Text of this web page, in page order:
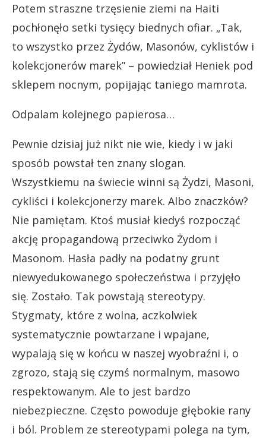
Potem straszne trzęsienie ziemi na Haiti
pochłonęło setki tysięcy biednych ofiar. „Tak,
to wszystko przez Żydów, Masonów, cyklistów i
kolekcjonerów marek” – powiedział Heniek pod
sklepem nocnym, popijając taniego mamrota.
Odpalam kolejnego papierosa…
Pewnie dzisiaj już nikt nie wie, kiedy i w jaki
sposób powstał ten znany slogan.
Wszystkiemu na świecie winni są Żydzi, Masoni,
cykliści i kolekcjonerzy marek. Albo znaczków?
Nie pamiętam. Ktoś musiał kiedyś rozpocząć
akcję propagandową przeciwko Żydom i
Masonom. Hasła padły na podatny grunt
niewyedukowanego społeczeństwa i przyjęło
się. Zostało. Tak powstają stereotypy.
Stygmaty, które z wolna, aczkolwiek
systematycznie powtarzane i wpajane,
wypalają się w końcu w naszej wyobraźni i, o
zgrozo, stają się czymś normalnym, masowo
respektowanym. Ale to jest bardzo
niebezpieczne. Często powoduje głębokie rany
i ból. Problem ze stereotypami polega na tym,